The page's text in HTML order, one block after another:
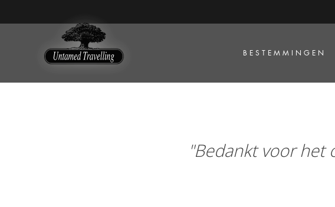
BESTEMMINGEN
"Bedankt voor het